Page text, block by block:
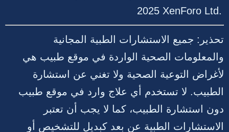
2025 XenForo Ltd.
تحذير: جميع الاستشارات الطبية المجانية
والمعلومات الصحية الواردة في موقع طبيب هي
لأغراض التوعية الصحية ولا تغني عن استشارة
الطبيب. لا تستخدم أي علاج وارد في موقع طبيب
دون استشارة الطبيب، كما لا يجب أن تعتبر
الاستشارات الطبية عن بعد كبديل للتشخيص أو